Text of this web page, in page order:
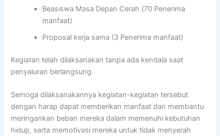
Beasiswa Masa Depan Cerah (70 Penerima
manfaat)
Proposal kerja sama (3 Penerima manfaat)
Kegiatan telah dilaksanakan tanpa ada kendala saat
penyaluran berlangsung.
Semoga dilaksanakannya kegiatan-kegiatan tersebut
dengan harap dapat memberikan manfaat dan membantu
meringankan beban mereka dalam memenuhi kebutuhan
hidup, serta memotivasi mereka untuk tidak menyerah